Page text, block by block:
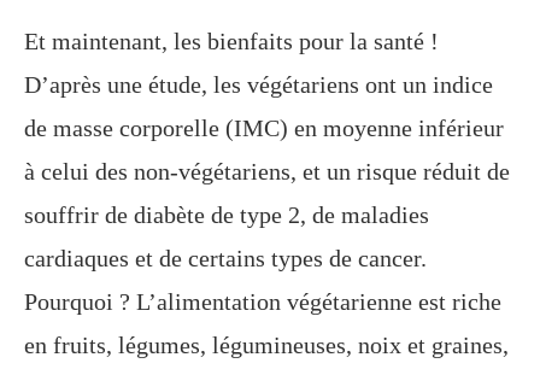
Et maintenant, les bienfaits pour la santé !
D’après une étude, les végétariens ont un indice
de masse corporelle (IMC) en moyenne inférieur
à celui des non-végétariens, et un risque réduit de
souffrir de diabète de type 2, de maladies
cardiaques et de certains types de cancer.
Pourquoi ? L’alimentation végétarienne est riche
en fruits, légumes, légumineuses, noix et graines,